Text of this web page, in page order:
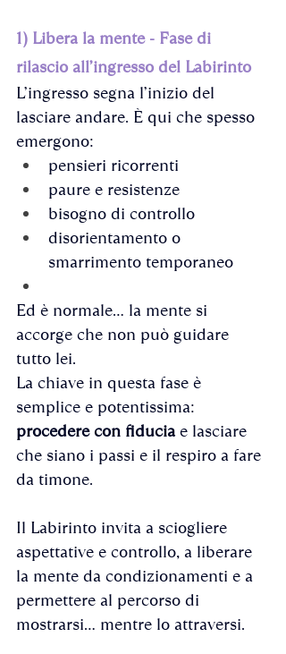
1) Libera la mente - Fase di
rilascio all’ingresso del Labirinto
L’ingresso segna l’inizio del
lasciare andare. È qui che spesso
emergono:
pensieri ricorrenti
paure e resistenze
bisogno di controllo
disorientamento o
smarrimento temporaneo
Ed è normale… la mente si
accorge che non può guidare
tutto lei.
La chiave in questa fase è
semplice e potentissima:
procedere con fiducia e lasciare
che siano i passi e il respiro a fare
da timone.
Il Labirinto invita a sciogliere
aspettative e controllo, a liberare
la mente da condizionamenti e a
permettere al percorso di
mostrarsi… mentre lo attraversi.